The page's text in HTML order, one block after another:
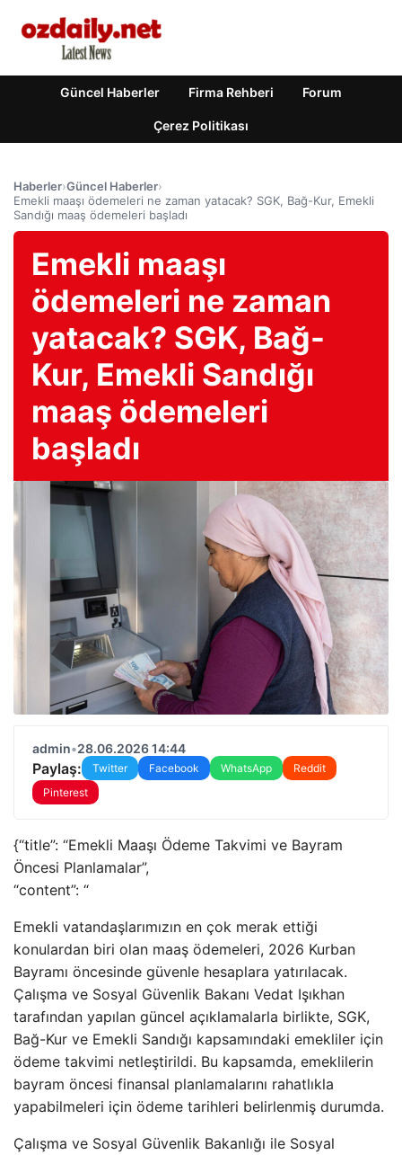
Güncel Haberler Firma Rehberi Forum
Çerez Politikası
Haberler›Güncel Haberler›
Emekli maaşı ödemeleri ne zaman yatacak? SGK, Bağ-Kur, Emekli
Sandığı maaş ödemeleri başladı
Emekli maaşı
ödemeleri ne zaman
yatacak? SGK, Bağ-
Kur, Emekli Sandığı
maaş ödemeleri
başladı
admin•28.06.2026 14:44
Paylaş: Twitter Facebook WhatsApp
Reddit
Pinterest
{“title”: “Emekli Maaşı Ödeme Takvimi ve Bayram
Öncesi Planlamalar”,
“content”: “
Emekli vatandaşlarımızın en çok merak ettiği
konulardan biri olan maaş ödemeleri, 2026 Kurban
Bayramı öncesinde güvenle hesaplara yatırılacak.
Çalışma ve Sosyal Güvenlik Bakanı Vedat Işıkhan
tarafından yapılan güncel açıklamalarla birlikte, SGK,
Bağ-Kur ve Emekli Sandığı kapsamındaki emekliler için
ödeme takvimi netleştirildi. Bu kapsamda, emeklilerin
bayram öncesi finansal planlamalarını rahatlıkla
yapabilmeleri için ödeme tarihleri belirlenmiş durumda.
Çalışma ve Sosyal Güvenlik Bakanlığı ile Sosyal